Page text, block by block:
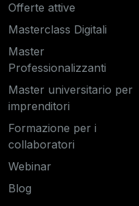
Offerte attive
Masterclass Digitali
Master
Professionalizzanti
Master universitario per
imprenditori
Formazione per i
collaboratori
Webinar
Blog